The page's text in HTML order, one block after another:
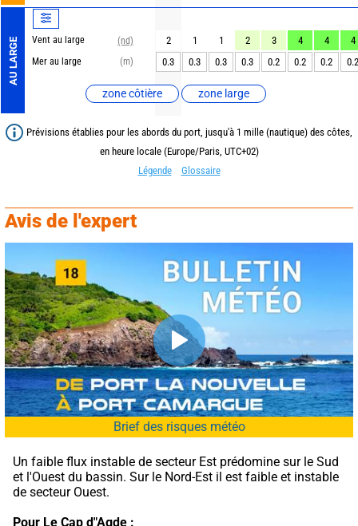
AU LARGE Vent au large
(nd)
Mer au large
(m)
zone côtière zone large
2 1 1 2 3 4 4
4
0.3
0.3 0.3 0.3 0.2 0.2 0.2 0.2
Prévisions établies pour les abords du port, jusqu'à 1 mille (nautique) des côtes,
en heure locale (Europe/Paris, UTC+02)
Légende
Glossaire
Avis de l'expert
Brief des risques météo
Un faible flux instable de secteur Est prédomine sur le Sud
et l'Ouest du bassin. Sur le Nord-Est il est faible et instable
de secteur Ouest.
Pour Le Cap d"Agde :